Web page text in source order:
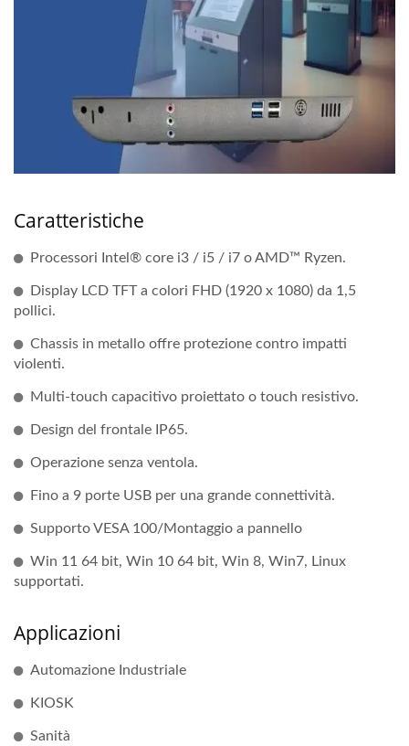
Caratteristiche
Processori Intel® core i3 / i5 / i7 o AMD™ Ryzen.
Display LCD TFT a colori FHD (1920 x 1080) da 1,5
pollici.
Chassis in metallo offre protezione contro impatti
violenti.
Multi-touch capacitivo proiettato o touch resistivo.
Design del frontale IP65.
Operazione senza ventola.
Fino a 9 porte USB per una grande connettività.
Supporto VESA 100/Montaggio a pannello
Win 11 64 bit, Win 10 64 bit, Win 8, Win7, Linux
supportati.
Applicazioni
Automazione Industriale
KIOSK
Sanità